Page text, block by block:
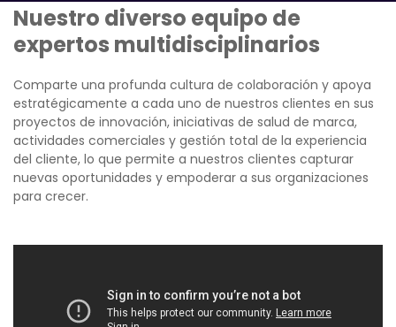
Nuestro diverso equipo de
expertos multidisciplinarios
Comparte una profunda cultura de colaboración y apoya
estratégicamente a cada uno de nuestros clientes en sus
proyectos de innovación, iniciativas de salud de marca,
actividades comerciales y gestión total de la experiencia
del cliente, lo que permite a nuestros clientes capturar
nuevas oportunidades y empoderar a sus organizaciones
para crecer.